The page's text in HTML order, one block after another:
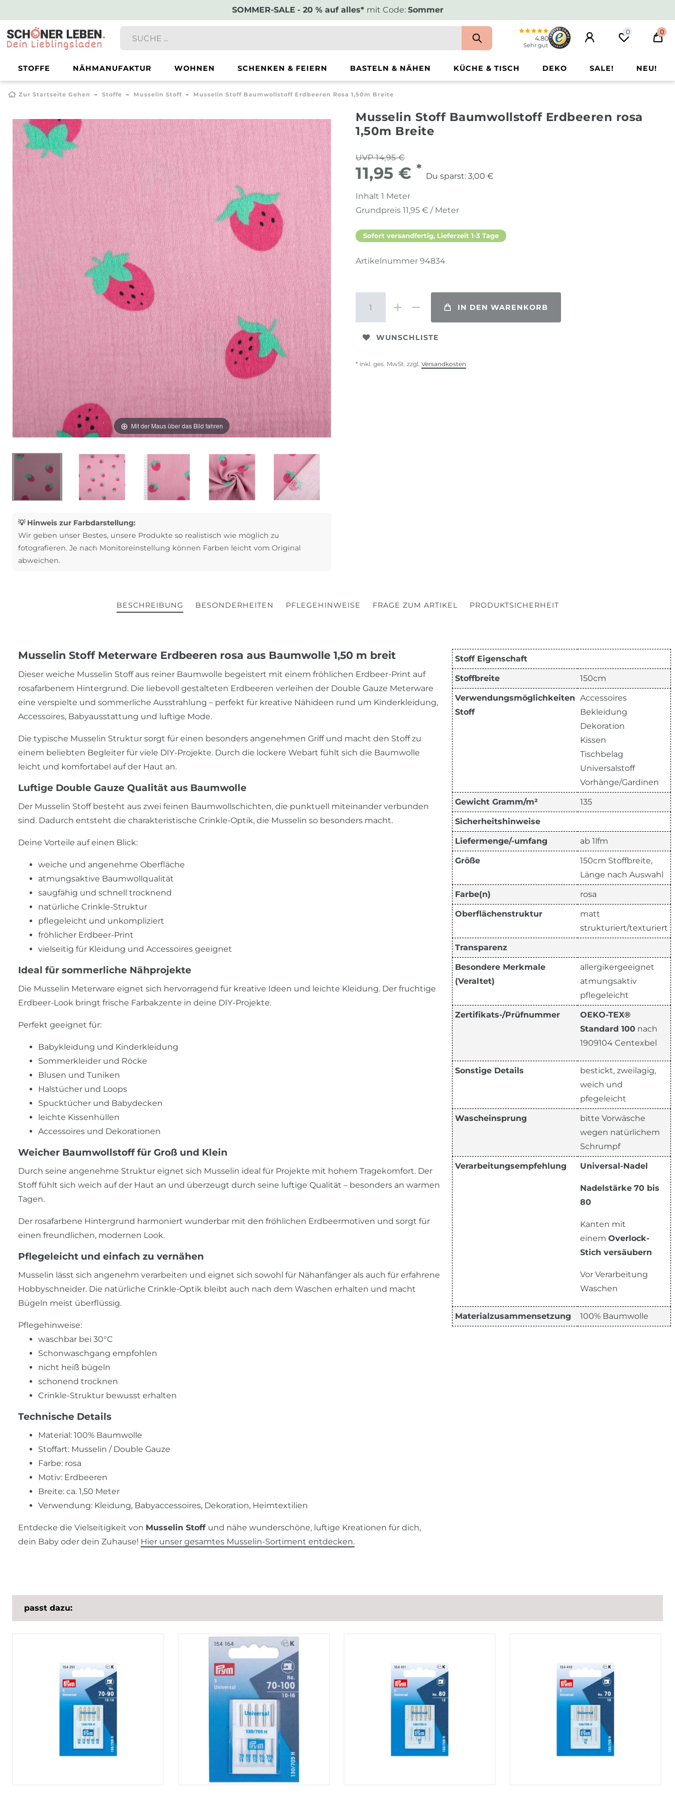
SOMMER-SALE - 20 % auf alles* mit Code: Sommer
4.80
Sehr gut
0 0
STOFFE NÄHMANUFAKTUR WOHNEN SCHENKEN & FEIERN BASTELN & NÄHEN KÜCHE & TISCH DEKO SALE! NEU!
Zur Startseite Gehen Stoffe Musselin Stoff Musselin Stoff Baumwollstoff Erdbeeren Rosa 1,50m Breite
Mit der Maus über das Bild fahren
💡 Hinweis zur Farbdarstellung:
Wir geben unser Bestes, unsere Produkte so realistisch wie möglich zu
fotografieren. Je nach Monitoreinstellung können Farben leicht vom Original
abweichen.
Musselin Stoff Baumwollstoff Erdbeeren rosa
1,50m Breite
UVP 14,95 €
11,95 € *
Du sparst: 3,00 €
Inhalt 1 Meter
Grundpreis 11,95 € / Meter
Sofort versandfertig, Lieferzeit 1-3 Tage
Artikelnummer 94834
IN DEN WARENKORB
WUNSCHLISTE
* inkl. ges. MwSt. zzgl. Versandkosten
BESCHREIBUNG BESONDERHEITEN PFLEGEHINWEISE FRAGE ZUM ARTIKEL PRODUKTSICHERHEIT
Musselin Stoff Meterware Erdbeeren rosa aus Baumwolle 1,50 m breit
Dieser weiche Musselin Stoff aus reiner Baumwolle begeistert mit einem fröhlichen Erdbeer-Print auf
rosafarbenem Hintergrund. Die liebevoll gestalteten Erdbeeren verleihen der Double Gauze Meterware
eine verspielte und sommerliche Ausstrahlung – perfekt für kreative Nähideen rund um Kinderkleidung,
Accessoires, Babyausstattung und luftige Mode.
Die typische Musselin Struktur sorgt für einen besonders angenehmen Griff und macht den Stoff zu
einem beliebten Begleiter für viele DIY-Projekte. Durch die lockere Webart fühlt sich die Baumwolle
leicht und komfortabel auf der Haut an.
Luftige Double Gauze Qualität aus Baumwolle
Der Musselin Stoff besteht aus zwei feinen Baumwollschichten, die punktuell miteinander verbunden
sind. Dadurch entsteht die charakteristische Crinkle-Optik, die Musselin so besonders macht.
Deine Vorteile auf einen Blick:
weiche und angenehme Oberfläche
atmungsaktive Baumwollqualität
saugfähig und schnell trocknend
natürliche Crinkle-Struktur
pflegeleicht und unkompliziert
fröhlicher Erdbeer-Print
vielseitig für Kleidung und Accessoires geeignet
Ideal für sommerliche Nähprojekte
Die Musselin Meterware eignet sich hervorragend für kreative Ideen und leichte Kleidung. Der fruchtige
Erdbeer-Look bringt frische Farbakzente in deine DIY-Projekte.
Perfekt geeignet für:
Babykleidung und Kinderkleidung
Sommerkleider und Röcke
Blusen und Tuniken
Halstücher und Loops
Spucktücher und Babydecken
leichte Kissenhüllen
Accessoires und Dekorationen
Weicher Baumwollstoff für Groß und Klein
Durch seine angenehme Struktur eignet sich Musselin ideal für Projekte mit hohem Tragekomfort. Der
Stoff fühlt sich weich auf der Haut an und überzeugt durch seine luftige Qualität – besonders an warmen
Tagen.
Der rosafarbene Hintergrund harmoniert wunderbar mit den fröhlichen Erdbeermotiven und sorgt für
einen freundlichen, modernen Look.
Pflegeleicht und einfach zu vernähen
Musselin lässt sich angenehm verarbeiten und eignet sich sowohl für Nähanfänger als auch für erfahrene
Hobbyschneider. Die natürliche Crinkle-Optik bleibt auch nach dem Waschen erhalten und macht
Bügeln meist überflüssig.
Pflegehinweise:
waschbar bei 30°C
Schonwaschgang empfohlen
nicht heiß bügeln
schonend trocknen
Crinkle-Struktur bewusst erhalten
Technische Details
Material: 100% Baumwolle
Stoffart: Musselin / Double Gauze
Farbe: rosa
Motiv: Erdbeeren
Breite: ca. 1,50 Meter
Verwendung: Kleidung, Babyaccessoires, Dekoration, Heimtextilien
Entdecke die Vielseitigkeit von Musselin Stoff und nähe wunderschöne, luftige Kreationen für dich,
dein Baby oder dein Zuhause! Hier unser gesamtes Musselin-Sortiment entdecken.
Stoff Eigenschaft
Stoffbreite 150cm
Verwendungsmöglichkeiten
Stoff
Accessoires
Bekleidung
Dekoration
Kissen
Tischbelag
Universalstoff
Vorhänge/Gardinen
Gewicht Gramm/m² 135
Sicherheitshinweise
Liefermenge/-umfang ab 1lfm
Größe
150cm Stoffbreite,
Länge nach Auswahl
Farbe(n) rosa
Oberflächenstruktur
matt
strukturiert/texturiert
Transparenz
Besondere Merkmale
(Veraltet)
allergikergeeignet
atmungsaktiv
pflegeleicht
Zertifikats-/Prüfnummer
OEKO-TEX®
Standard 100 nach
1909104 Centexbel
Sonstige Details
bestickt, zweilagig,
weich und
pfegeleicht
Wascheinsprung
bitte Vorwäsche
wegen natürlichem
Schrumpf
Verarbeitungsempfehlung Universal-Nadel
Nadelstärke 70 bis
80
Kanten mit
einem Overlock-
Stich versäubern
Vor Verarbeitung
Waschen
Materialzusammensetzung 100% Baumwolle
passt dazu: